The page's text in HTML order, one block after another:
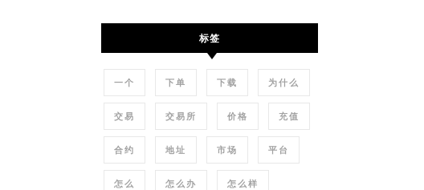
标签
一个 下单 下载 为什么
交易 交易所 价格 充值
合约 地址 市场 平台
怎么 怎么办 怎么样